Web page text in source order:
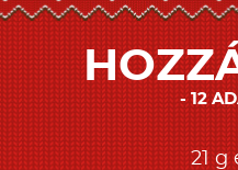
12
21 g